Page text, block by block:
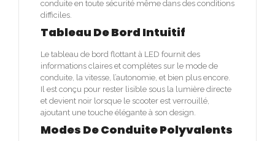
conduite en toute sécurité même dans des conditions
difficiles.
Tableau De Bord Intuitif
Le tableau de bord flottant à LED fournit des
informations claires et complètes sur le mode de
conduite, la vitesse, l’autonomie, et bien plus encore.
Il est conçu pour rester lisible sous la lumière directe
et devient noir lorsque le scooter est verrouillé,
ajoutant une touche élégante à son design.
Modes De Conduite Polyvalents